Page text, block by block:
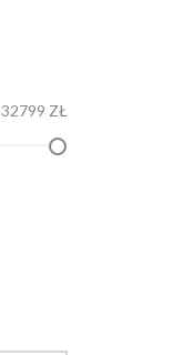
32799 ZŁ